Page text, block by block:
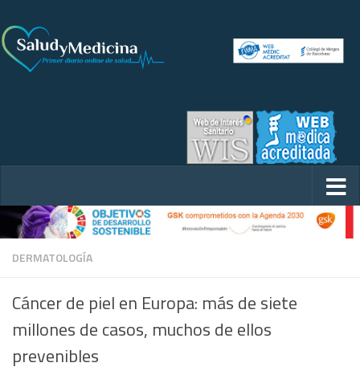
DERMATOLOGÍA
Cáncer de piel en Europa: más de siete
millones de casos, muchos de ellos
prevenibles